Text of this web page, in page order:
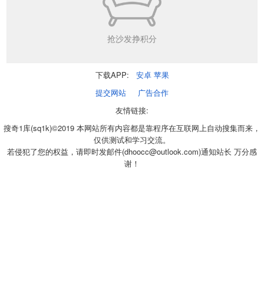
抢沙发挣积分
下载APP: 安卓 苹果
提交网站
广告合作
友情链接:
搜奇1库(sq1k)©2019 本网站所有内容都是靠程序在互联网上自动搜集而来，
仅供测试和学习交流。
若侵犯了您的权益，请即时发邮件(dhoocc@outlook.com)通知站长 万分感
谢！